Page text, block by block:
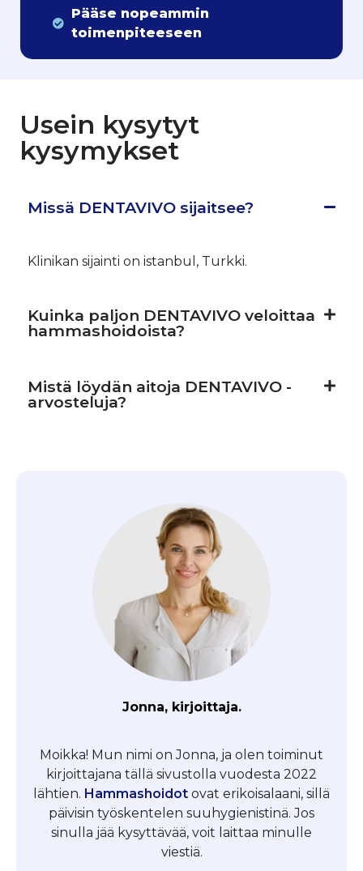
Pääse nopeammin
toimenpiteeseen
Usein kysytyt
kysymykset
Missä DENTAVIVO sijaitsee?
Klinikan sijainti on istanbul, Turkki.
Kuinka paljon DENTAVIVO veloittaa
hammashoidoista?
Mistä löydän aitoja DENTAVIVO -
arvosteluja?
Jonna, kirjoittaja.
Moikka! Mun nimi on Jonna, ja olen toiminut
kirjoittajana tällä sivustolla vuodesta 2022
lähtien. Hammashoidot ovat erikoisalaani, sillä
päivisin työskentelen suuhygienistinä. Jos
sinulla jää kysyttävää, voit laittaa minulle
viestiä.